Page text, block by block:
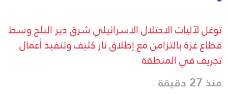
توغل لآليات الاحتلال الاسرائيلي شرق دير البلح وسط
قطاع غزة بالتزامن مع إطلاق نار كثيف وتنفيذ أعمال
تجريف في المنطقة
منذ 27 دقيقة